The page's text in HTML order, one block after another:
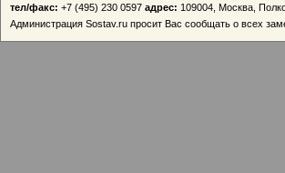
тел/факс: +7 (495) 230 0597 адрес: 109004, Москва,
Администрация Sostav.ru просит Вас сообщать о всех